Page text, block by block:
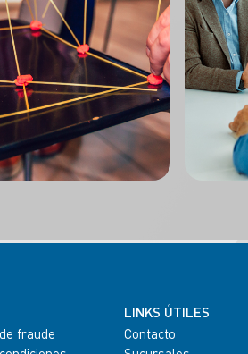
fraude
LINKS ÚTILES
Contacto